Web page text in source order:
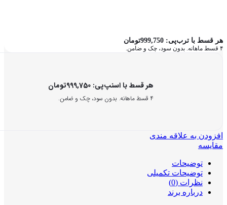
هر قسط با ترب‌پی: 999,750تومان
۴ قسط ماهانه. بدون سود، چک و ضامن.
هر قسط با اسنپ‌پی: 999,750تومان
۴ قسط ماهانه. بدون سود، چک و ضامن.
افزودن به علاقه مندی
مقایسه
توضیحات
توضیحات تکمیلی
نظرات (0)
درباره برند